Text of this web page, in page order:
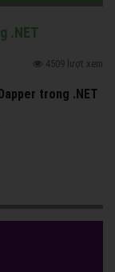
.NET
4509 lượt xem
trong .NET